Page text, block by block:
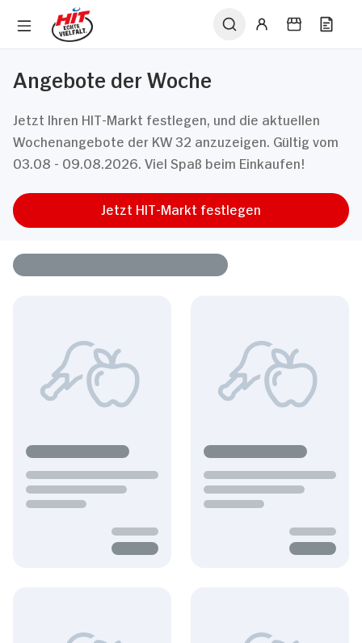
Angebote der Woche
Jetzt Ihren HIT-Markt festlegen, und die aktuellen
Wochenangebote der KW 32 anzuzeigen. Gültig vom
03.08 - 09.08.2026. Viel Spaß beim Einkaufen!
Jetzt HIT-Markt festlegen